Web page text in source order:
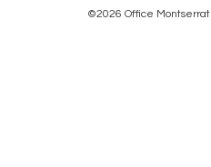
©2026 Office Montserrat.